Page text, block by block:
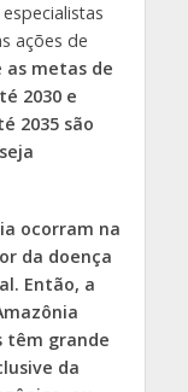
ações de
as metas de
2030 e
2035 são
ocorram na
da doença
Então, a
têm grande
da